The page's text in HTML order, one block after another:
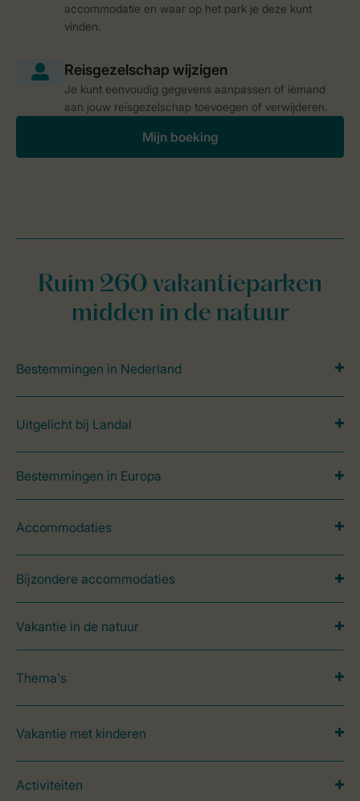
accommodatie en waar op het park je deze kunt
vinden.
Je kunt eenvoudig gegevens aanpassen of iemand
aan jouw reisgezelschap toevoegen of verwijderen.
Mijn boeking
Ruim 260 vakantieparken
midden in de natuur
Bestemmingen in Nederland
Uitgelicht bij Landal
Bestemmingen in Europa
Accommodaties
Bijzondere accommodaties
Vakantie in de natuur
Thema's
Vakantie met kinderen
Activiteiten